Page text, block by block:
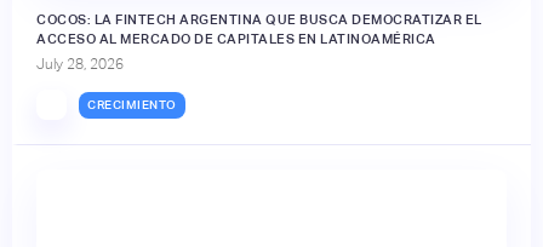
COCOS: LA FINTECH ARGENTINA QUE BUSCA DEMOCRATIZAR EL
ACCESO AL MERCADO DE CAPITALES EN LATINOAMÉRICA
July 28, 2026
CRECIMIENTO